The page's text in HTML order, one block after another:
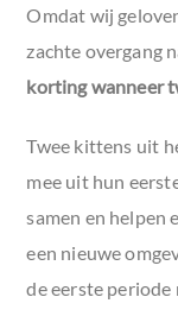
Omdat wij
zachte overgang
korting wanneer
Twee kittens uit
mee uit hun
samen en helpen
een nieuwe
de eerste periode